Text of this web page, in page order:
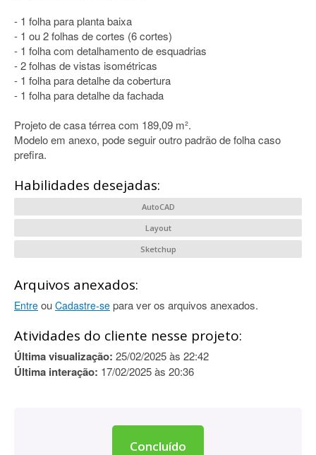
- 1 folha para planta baixa
- 1 ou 2 folhas de cortes (6 cortes)
- 1 folha com detalhamento de esquadrias
- 2 folhas de vistas isométricas
- 1 folha para detalhe da cobertura
- 1 folha para detalhe da fachada
Projeto de casa térrea com 189,09 m².
Modelo em anexo, pode seguir outro padrão de folha caso
prefira.
Habilidades desejadas:
AutoCAD
Layout
Sketchup
Arquivos anexados:
Entre ou Cadastre-se para ver os arquivos anexados.
Atividades do cliente nesse projeto:
Última visualização: 25/02/2025 às 22:42
Última interação: 17/02/2025 às 20:36
Concluído